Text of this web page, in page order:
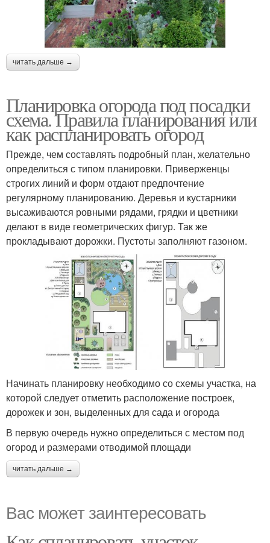
читать дальше →
Планировка огорода под посадки
схема. Правила планирования или
как распланировать огород
Прежде, чем составлять подробный план, желательно
определиться с типом планировки. Приверженцы
строгих линий и форм отдают предпочтение
регулярному планированию. Деревья и кустарники
высаживаются ровными рядами, грядки и цветники
делают в виде геометрических фигур. Так же
прокладывают дорожки. Пустоты заполняют газоном.
Начинать планировку необходимо со схемы участка, на
которой следует отметить расположение построек,
дорожек и зон, выделенных для сада и огорода
В первую очередь нужно определиться с местом под
огород и размерами отводимой площади
читать дальше →
Вас может заинтересовать